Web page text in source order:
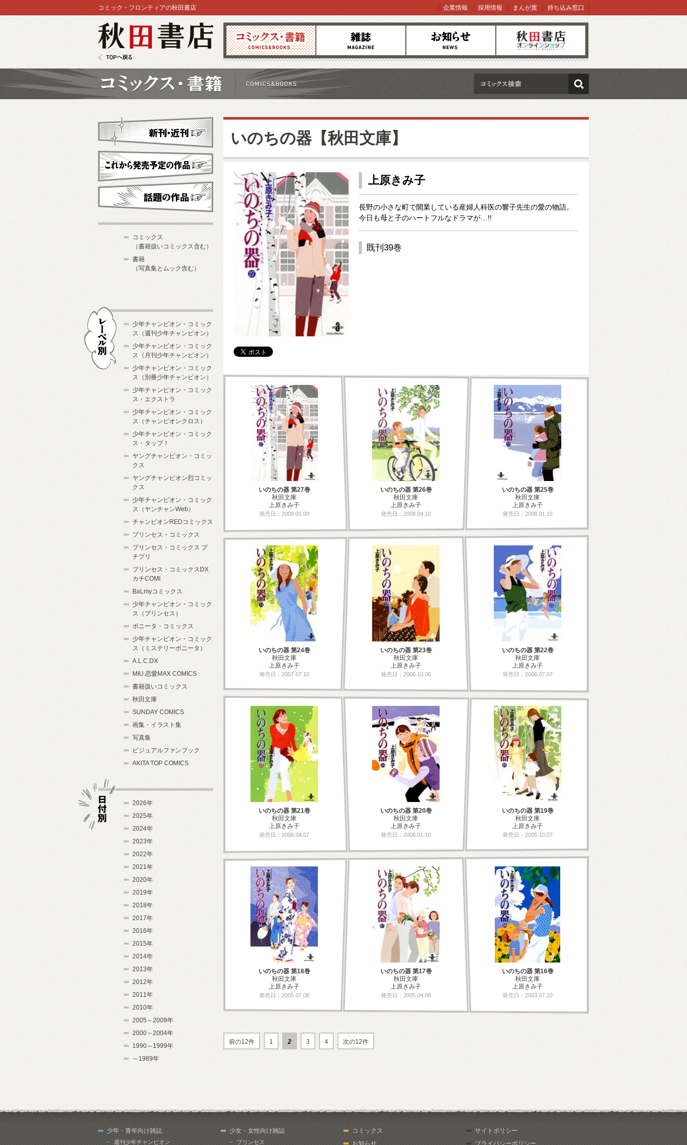
コミックス 雑誌 お知らせ オンラインショップ
コミック・フロンティアの秋田書店 企業情報 採用情報 まんが賞 持ち込み窓口
検索
いのちの器【秋田文庫】
上原きみ子
長野の小さな町で開業している産婦人科医の響子先生の愛の物語。
今日も母と子のハートフルなドラマが…!!
既刊39巻
いのちの器 第27巻
秋田文庫
上原きみ子
発売日：2009.01.09
いのちの器 第26巻
秋田文庫
上原きみ子
発売日：2008.04.10
いのちの器 第25巻
秋田文庫
上原きみ子
発売日：2008.01.10
いのちの器 第24巻
秋田文庫
上原きみ子
発売日：2007.07.10
いのちの器 第23巻
秋田文庫
上原きみ子
発売日：2006.10.06
いのちの器 第22巻
秋田文庫
上原きみ子
発売日：2006.07.07
いのちの器 第21巻
秋田文庫
上原きみ子
発売日：2006.04.07
いのちの器 第20巻
秋田文庫
上原きみ子
発売日：2006.01.10
いのちの器 第19巻
秋田文庫
上原きみ子
発売日：2005.10.07
いのちの器 第18巻
秋田文庫
上原きみ子
発売日：2005.07.08
いのちの器 第17巻
秋田文庫
上原きみ子
発売日：2005.04.08
いのちの器 第16巻
秋田文庫
上原きみ子
発売日：2003.07.10
前の12件 1 2 3 4 次の12件
新刊・近刊
これから発売予定
コミックス
（書籍扱いコミックス含む）
書籍
（写真集とムック含む）
少年チャンピオン・コミック
ス（週刊少年チャンピオン）
少年チャンピオン・コミック
ス（月刊少年チャンピオン）
少年チャンピオン・コミック
ス（別冊少年チャンピオン）
少年チャンピオン・コミック
ス・エクストラ
少年チャンピオン・コミック
ス（チャンピオンクロス）
少年チャンピオン・コミック
ス・タップ！
ヤングチャンピオン・コミッ
クス
ヤングチャンピオン烈コミッ
クス
少年チャンピオン・コミック
ス（ヤンチャンWeb）
チャンピオンREDコミックス
プリンセス・コミックス
プリンセス・コミックス プ
チプリ
プリンセス・コミックスDX
カチCOMI
BaLmyコミックス
少年チャンピオン・コミック
ス（プリンセス）
ボニータ・コミックス
少年チャンピオン・コミック
ス（ミステリーボニータ）
A.L.C.DX
MIU 恋愛MAX COMICS
書籍扱いコミックス
秋田文庫
SUNDAY COMICS
画集・イラスト集
写真集
ビジュアルファンブック
AKITA TOP COMICS
2026年
2025年
2024年
2023年
2022年
2021年
2020年
2019年
2018年
2017年
2016年
2015年
2014年
2013年
2012年
2011年
2010年
2005～2009年
2000～2004年
1990～1999年
～1989年
少年・青年向け雑誌
週刊少年チャンピオン
少女・女性向け雑誌
プリンセス
コミックス
お知らせ
サイトポリシー
プライバシーポリシー